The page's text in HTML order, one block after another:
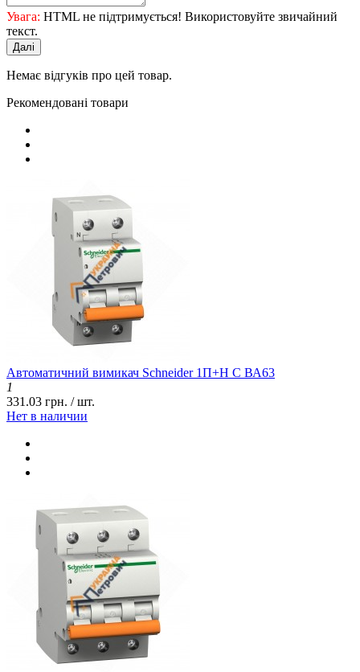
Увага: HTML не підтримується! Використовуйте звичайний
текст.
Далі
Немає відгуків про цей товар.
Рекомендовані товари
Автоматичний вимикач Schneider 1П+Н C ВА63
1
331.03 грн. / шт.
Нет в наличии